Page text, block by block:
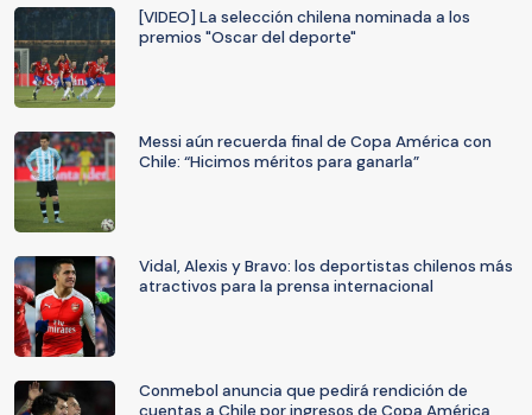
[VIDEO] La selección chilena nominada a los
premios "Oscar del deporte"
Messi aún recuerda final de Copa América con
Chile: “Hicimos méritos para ganarla”
Vidal, Alexis y Bravo: los deportistas chilenos más
atractivos para la prensa internacional
Conmebol anuncia que pedirá rendición de
cuentas a Chile por ingresos de Copa América